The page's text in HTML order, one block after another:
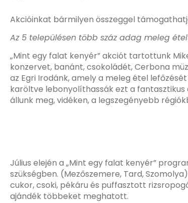
Akcióinkat bármilyen összeggel
Az 5 településen több száz adag meleg
„Mint egy falat kenyér” akciót tartottunk
konzervet, banánt, csokoládét, Cerbona
az Egri Irodánk, amely a meleg étel
karöltve lebonyolíthassák ezt a fantasztikus
állunk meg, vidéken, a legszegényebb
Július elején a „Mint egy falat kenyér”
szükségben. (Mezőszemere, Tard,
cukor, csoki, pékáru és puffasztott
ajándék többeket meghatott.